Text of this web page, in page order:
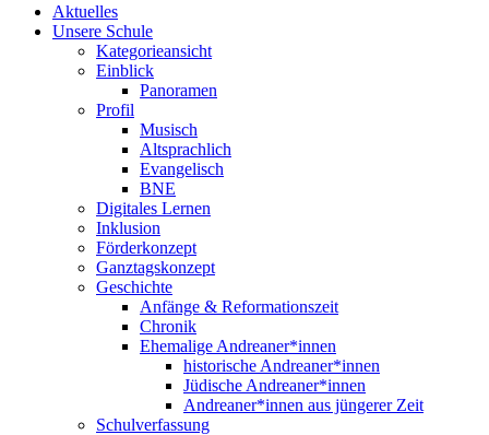
Aktuelles
Unsere Schule
Kategorieansicht
Einblick
Panoramen
Profil
Musisch
Altsprachlich
Evangelisch
BNE
Digitales Lernen
Inklusion
Förderkonzept
Ganztagskonzept
Geschichte
Anfänge & Reformationszeit
Chronik
Ehemalige Andreaner*innen
historische Andreaner*innen
Jüdische Andreaner*innen
Andreaner*innen aus jüngerer Zeit
Schulverfassung